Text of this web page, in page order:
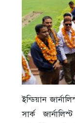
ইন্ডিয়ান
সার্ক